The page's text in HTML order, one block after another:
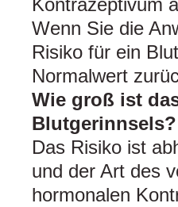
Kontrazeptivum
Wenn Sie die
Risiko für ein
Normalwert
Wie groß ist
Blutgerinnsels?
Das Risiko ist
und der Art des
hormonalen